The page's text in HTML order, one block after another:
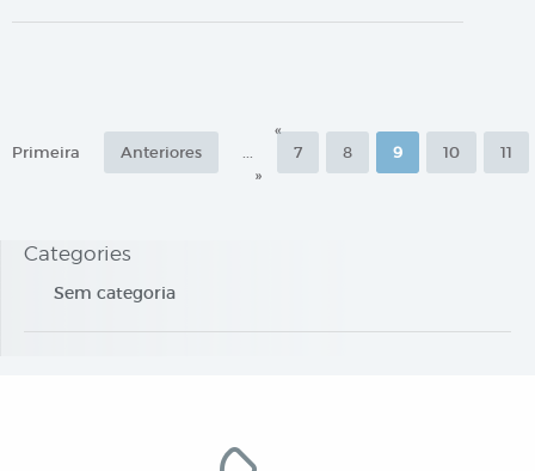
«
Primeira
Anteriores ... 7 8 9 10
11
»
Categories
Sem categoria